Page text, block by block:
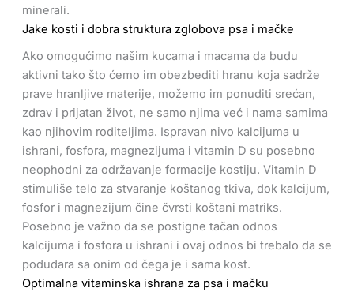
minerali.
Jake kosti i dobra struktura zglobova psa i mačke
Ako omogućimo našim kucama i macama da budu
aktivni tako što ćemo im obezbediti hranu koja sadrže
prave hranljive materije, možemo im ponuditi srećan,
zdrav i prijatan život, ne samo njima već i nama samima
kao njihovim roditeljima. Ispravan nivo kalcijuma u ​​
ishrani, fosfora, magnezijuma i vitamin D su posebno
neophodni za održavanje formacije kostiju. Vitamin D
stimuliše telo za stvaranje koštanog tkiva, dok kalcijum,
fosfor i magnezijum čine čvrsti koštani matriks.
Posebno je važno da se postigne tačan odnos
kalcijuma i fosfora u ishrani i ovaj odnos bi trebalo da se
podudara sa onim od čega je i sama kost.
Optimalna vitaminska ishrana za psa i mačku